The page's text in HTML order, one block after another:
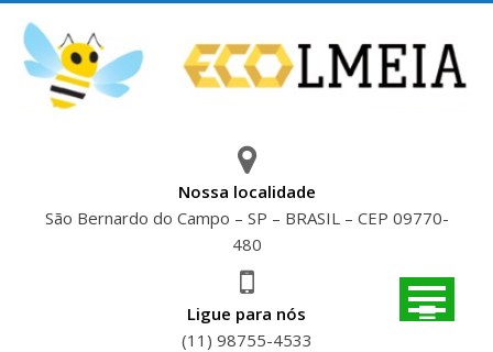
content
Nossa localidade
São Bernardo do Campo – SP – BRASIL – CEP 09770-
480
Ligue para nós
(11) 98755-4533